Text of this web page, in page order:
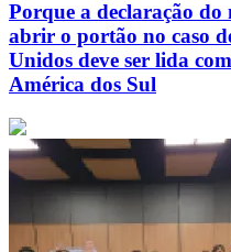
Porque a declaração
abrir o portão no caso
Unidos deve ser lida
América dos Sul